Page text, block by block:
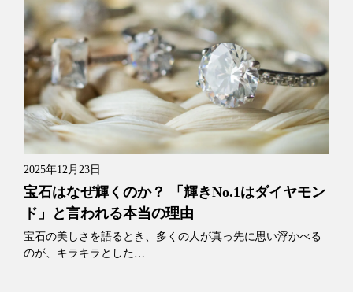
2025年12月23日
宝石はなぜ輝くのか？ 「輝きNo.1はダイヤモン
ド」と言われる本当の理由
宝石の美しさを語るとき、多くの人が真っ先に思い浮かべる
のが、キラキラとした…